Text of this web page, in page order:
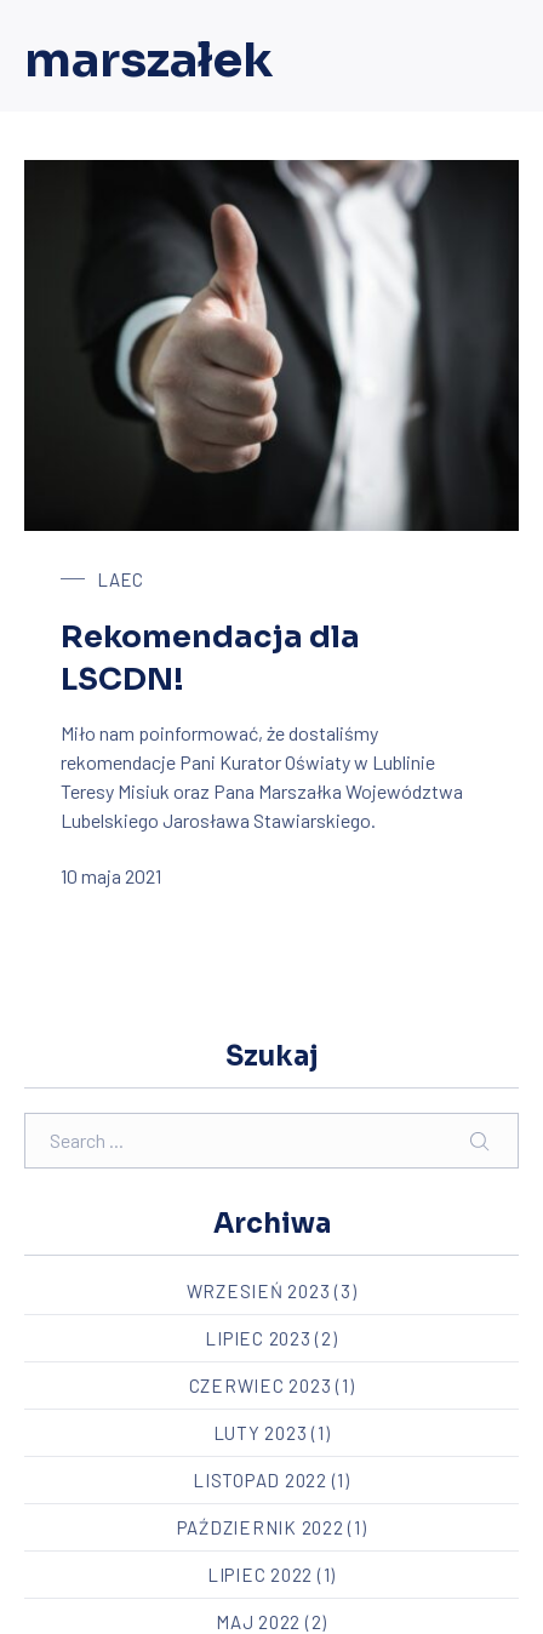
marszałek
LAEC
Rekomendacja dla
LSCDN!
Miło nam poinformować, że dostaliśmy
rekomendacje Pani Kurator Oświaty w Lublinie
Teresy Misiuk oraz Pana Marszałka Województwa
Lubelskiego Jarosława Stawiarskiego.
10 maja 2021
Szukaj
Archiwa
WRZESIEŃ 2023 (3)
LIPIEC 2023 (2)
CZERWIEC 2023 (1)
LUTY 2023 (1)
LISTOPAD 2022 (1)
PAŹDZIERNIK 2022 (1)
LIPIEC 2022 (1)
MAJ 2022 (2)
PREVIOUS